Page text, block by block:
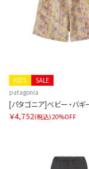
SALE
KIDS
patagonia
[パタゴニア]ベビー・バギ
￥4,752(税込)20%OFF